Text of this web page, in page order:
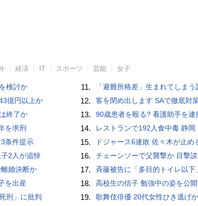
経済 IT スポーツ 芸能 女子
検討か
億円以上か
終了か
を求刑
条件提示
2人が追悼
婚決断か
を出産
刑」に批判
11. 「避難所格差」生まれてしまう
12. 客を閉め出します SAで徹底対
13. 90歳患者を殴る? 看護助手を逮
14. レストランで192人食中毒 静岡
15. ドジャース6連敗 佐々木が止め
16. チェーンソーで父襲撃か 目撃談
17. 斉藤被告に「多目的トイレ以下
18. 高校生の信子 勉強中の姿を公開
19. 歌舞伎俳優 20代女性ひき逃げか